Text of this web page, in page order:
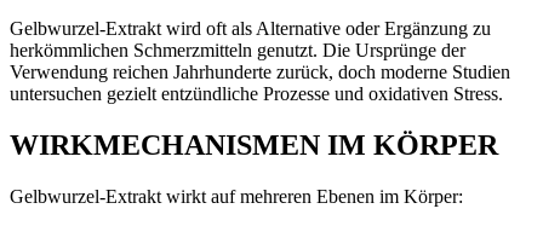
Gelbwurzel-Extrakt wird oft als Alternative oder Ergänzung zu
herkömmlichen Schmerzmitteln genutzt. Die Ursprünge der
Verwendung reichen Jahrhunderte zurück, doch moderne Studien
untersuchen gezielt entzündliche Prozesse und oxidativen Stress.
WIRKMECHANISMEN IM KÖRPER
Gelbwurzel-Extrakt wirkt auf mehreren Ebenen im Körper: